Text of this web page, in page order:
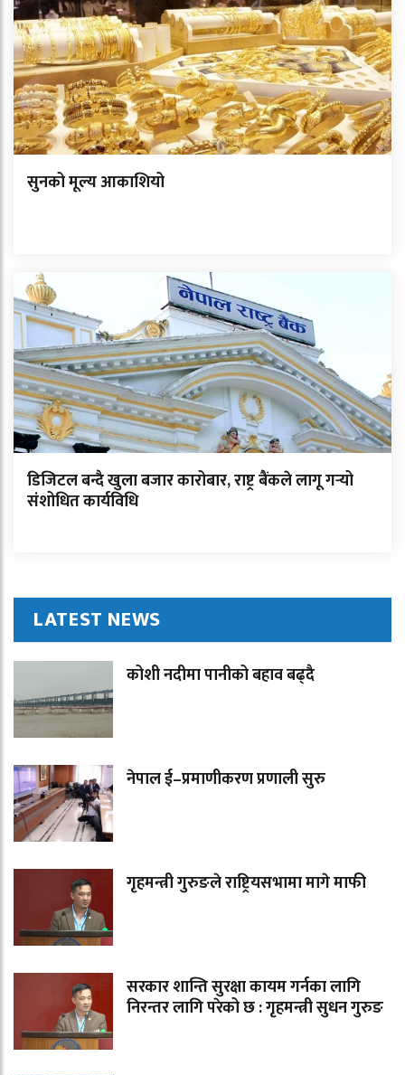
सुनको मूल्य आकाशियो
डिजिटल बन्दै खुला बजार कारोबार, राष्ट्र बैंकले लागू गर्‍यो
संशोधित कार्यविधि
LATEST NEWS
कोशी नदीमा पानीको बहाव बढ्दै
नेपाल ई–प्रमाणीकरण प्रणाली सुरु
गृहमन्त्री गुरुङले राष्ट्रियसभामा मागे माफी
सरकार शान्ति सुरक्षा कायम गर्नका लागि
निरन्तर लागि परेको छ : गृहमन्त्री सुधन गुरुङ